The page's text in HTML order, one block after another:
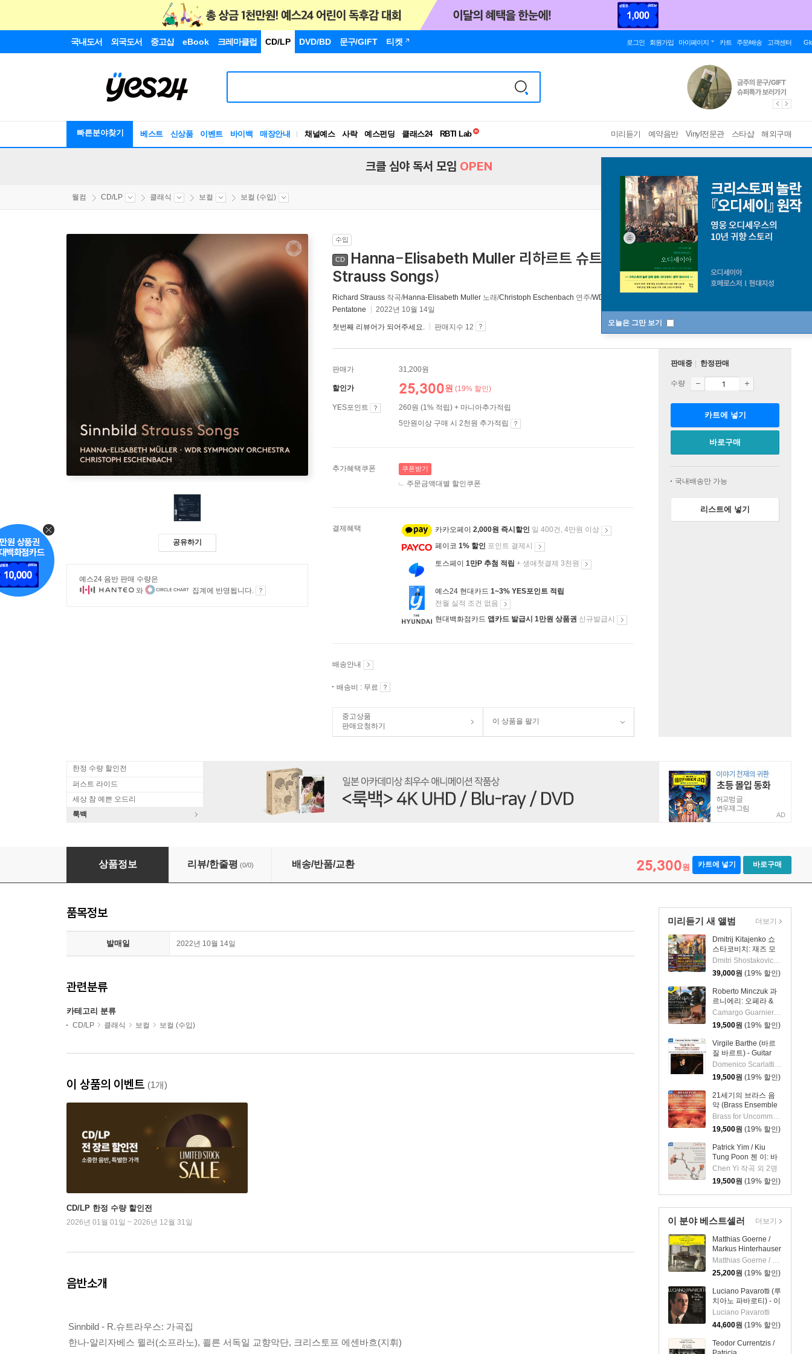
국내도서 외국도서 중고샵 eBook 크레마클럽 CD/LP DVD/BD 문구/GIFT 티켓 로그인 회원가입 마이페이지 카트 주문/배송 고객센터
빠른분야찾기 베스트 신상품 이벤트 바이백 매장안내 채널예스 사락 예스펀딩 클래스24
독서유형검사
미리듣기 예약음반 Vinyl전문관 스타샵 해외구매
오늘은 그만 보기
크클 심야 독서 모임 OPEN
웰컴 CD/LP 클래식 보컬 보컬 (수입)
공유하기
예스24 음반 판매 수량은
와
집계에 반영됩니다.
수입
CD
Hanna-Elisabeth Muller 리하르트 슈트라우스 가곡집 (Sinnbild -
Strauss Songs)
Richard Strauss 작곡/Hanna-Elisabeth Muller 노래/Christoph Eschenbach 연주/WDR Sinfonieorchester Koln
Pentatone
2022년 10월 14일
첫번째 리뷰어가 되어주세요. 판매지수 12
판매가 31,200원
할인가 25,300원 (19% 할인)
YES포인트
260원 (1% 적립) + 마니아추가적립
5만원이상 구매 시 2천원 추가적립
추가혜택쿠폰 쿠폰받기
주문금액대별 할인쿠폰
결제혜택 카카오페이 2,000원 즉시할인 일 400건, 4만원 이상
페이코 1% 할인 포인트 결제시
토스페이 1만P 추첨 적립 + 생애첫결제 3천원
예스24 현대카드 1~3% YES포인트 적립
전월 실적 조건 없음
현대백화점카드 앱카드 발급시 1만원 상품권 신규발급시
배송안내
배송비 : 무료
중고상품
판매요청하기
이 상품을 팔기
판매중 한정판매
수량
카트에 넣기
바로구매
국내배송만 가능
리스트에 넣기
한정 수량 할인전
퍼스트 라이드
세상 참 예쁜 오드리
룩백
AD
Hanna-Elisabeth Muller 리하르트 슈트라우스 가곡집 (Sinnbild - Strauss Songs)
상품정보 리뷰/한줄평 (0/0) 배송/반품/교환 25,300원 카트에 넣기 바로구매
미리듣기 새 앨범
Dmitrij Kitajenko 쇼
스타코비치: 재즈 모
음곡, 발레 모음곡, 협
주곡들
(Shostakovich: Jazz
Suite; Ballet Suites;
Concertos)
Dmitri Shostakovich 작곡 외 6명
39,000원 (19% 할인)
Roberto Minczuk 과
르니에리: 오페라 &
관현악 작품집
(Guarnieri: Pedro
Malazarte)
Camargo Guarnieri 작곡 외 2명
19,500원 (19% 할인)
Virgile Barthe (바르
질 바르트) - Guitar
Recital (기타 리사이
틀)
Domenico Scarlatti 작곡 외 5명
19,500원 (19% 할인)
21세기의 브라스 음
악 (Brass Ensemble
Music - 21st Century)Brass for Uncommon Times 실내악
19,500원 (19% 할인)
Patrick Yim / Kiu
Tung Poon 첸 이: 바
이올린, 비올라, 피아
노 작품집 (Chen Yi:
Works For Violin,
Viola And Piano)
Chen Yi 작곡 외 2명
19,500원 (19% 할인)
더보기
이 분야 베스트셀러
Matthias Goerne /
Markus Hinterhauser
슈만: 황혼 (가곡집)
(Schumann:
Zwielicht)
Matthias Goerne / Markus Hinterhauser
25,200원 (19% 할인)
Luciano Pavarotti (루
치아노 파바로티) - 이
탈리아 오페라 리마스
터 (Tenor Arias From
Italian Opera) [LP]
Luciano Pavarotti
44,600원 (19% 할인)
Teodor Currentzis /
더보기
품목정보
발매일 2022년 10월 14일
관련분류
카테고리 분류
CD/LP 클래식 보컬 보컬 (수입)
이 상품의 이벤트 (1개)
CD/LP 한정 수량 할인전
2026년 01월 01일 ~ 2026년 12월 31일
음반소개
Sinnbild - R.슈트라우스: 가곡집
한나-알리자베스 뮐러(소프라노), 쾰른 서독일 교향악단, 크리스토프 에센바흐(지휘)